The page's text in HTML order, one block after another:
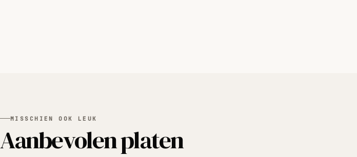
MISSCHIEN OOK LEUK
Aanbevolen platen